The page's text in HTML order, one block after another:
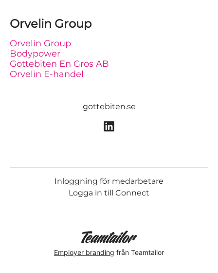
Orvelin Group
Orvelin Group
Bodypower
Gottebiten En Gros AB
Orvelin E-handel
gottebiten.se
Inloggning för medarbetare
Logga in till Connect
Employer branding från Teamtailor